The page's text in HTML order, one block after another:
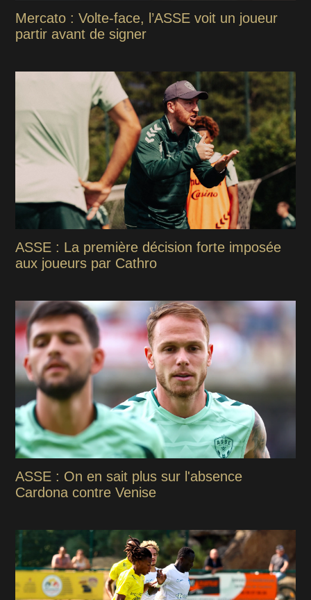
Mercato : Volte-face, l’ASSE voit un joueur
partir avant de signer
ASSE : La première décision forte imposée
aux joueurs par Cathro
ASSE : On en sait plus sur l'absence
Cardona contre Venise